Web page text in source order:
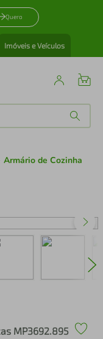
Quero
Imóveis e Veículos
Armário de Cozinha
MP3692.895